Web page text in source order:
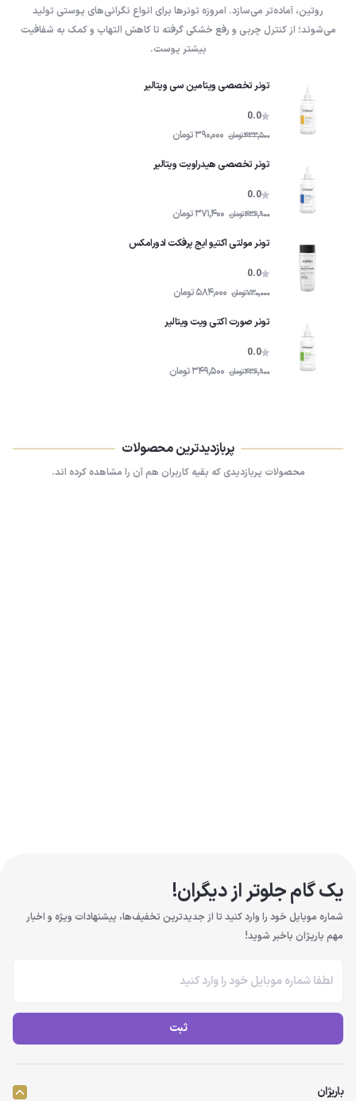
روتین، آماده‌تر می‌سازد. امروزه تونرها برای انواع نگرانی‌های پوستی تولید
می‌شوند؛ از کنترل چربی و رفع خشکی گرفته تا کاهش التهاب و کمک به شفافیت
بیشتر پوست.
تونر تخصصی ویتامین سی ویتالیر
0.0
433,500تومان 390,000تومان
تونر تخصصی هیدراویت ویتالیر
0.0
436,900تومان 371,400تومان
تونر مولتی اکتیو ایج پرفکت ادورامکس
0.0
730,000تومان 584,000تومان
تونر صورت اکتی ویت ویتالیر
0.0
436,900تومان 349,500تومان
پربازدیدترین محصولات
محصولات پربازدیدی که بقیه کاربران هم آن را مشاهده کرده اند.
یک گام جلوتر از دیگران!
شماره موبایل خود را وارد کنید تا از جدیدترین تخفیف‌ها، پیشنهادات ویژه و اخبار
مهم باریژان باخبر شوید!
ثبت
باریژان